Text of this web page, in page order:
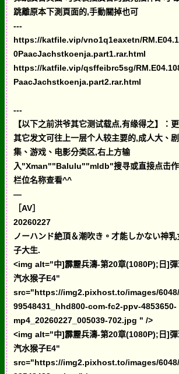
跳離原本下測頁面的,手動關掉也可
---
https://katfile.vip/vno1q1eaxetn/
0PaacJachstkoenja.part1.rar.html
https://katfile.vip/qsffeibrc5sg/
PaacJachstkoenja.part2.rar.html
---
【以下之前洪爷其它测试载点,有缘得之】：
其它发文可往上一层个人较主要的,成人大、剧
集、游戏、电影分类区,右上方输
入"Xman""Balulu""mldb"搜寻或直接点击
栏位名称查看^^
—
［AV］
20260227
ノーハンド絶頂＆潮吹き。才能しかない神乳
子大生.
<img alt="中]霹靂兵濤-第20章(1080P);日]彈
汽水猴子E4"
src="https://img2.pixhost.to/images/
99548431_hhd800-com-fc2-ppv-4853650-
mp4_20260227_005039-702.jpg " />
<img alt="中]霹靂兵濤-第20章(1080P);日]彈
汽水猴子E4"
src="https://img2.pixhost.to/images/